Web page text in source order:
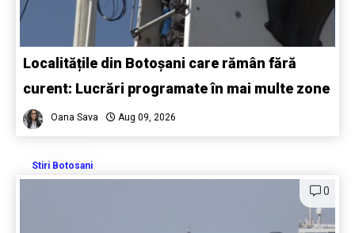
Localitățile din Botoșani care rămân fără
curent: Lucrări programate în mai multe zone
Oana Sava Aug 09, 2026
Stiri Botosani
0